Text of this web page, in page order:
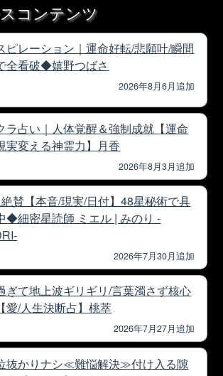
コンテンツ
ピレーション｜運命好転/悲願叶/瞬間
全看破◆嬉野つばさ
2026年8月6月追加
ラ占い｜人体覚醒＆強制成就【運命
実変える神霊力】月香
2026年8月3月追加
賛【本音/現実/日付】48星秘術で具
◆細密星読師 ミエル | みのり -
2026年7月30月追加
ぎて地上波ギリギリ/言葉濁さず核心
愛/人生決断占】桃萃
2026年7月27月追加
抜かりナシ≪難悩解決≫付け入る隙